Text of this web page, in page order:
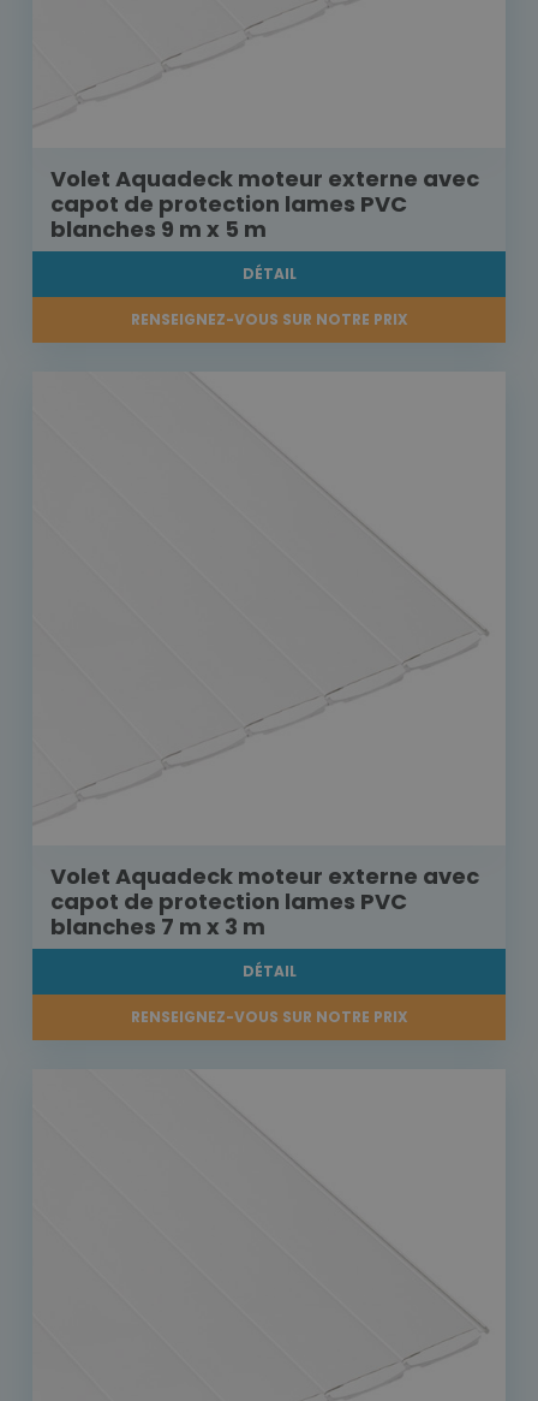
Volet Aquadeck moteur externe avec
capot de protection lames PVC
blanches 9 m x 5 m
DÉTAIL
RENSEIGNEZ-VOUS SUR NOTRE PRIX
Volet Aquadeck moteur externe avec
capot de protection lames PVC
blanches 7 m x 3 m
DÉTAIL
RENSEIGNEZ-VOUS SUR NOTRE PRIX